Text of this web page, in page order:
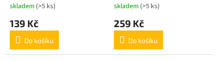
skladem (>5 ks)
139 Kč
Do košíku
skladem (>5 ks)
259 Kč
Do košíku